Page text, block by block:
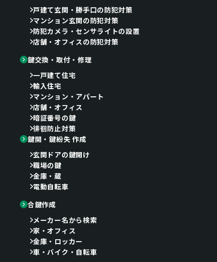
戸建て玄関・勝手口の防犯対策
マンション玄関の防犯対策
防犯カメラ・センサライトの設置
店舗・オフィスの防犯対策
鍵交換・取付・修理
一戸建て住宅
輸入住宅
マンション・アパート
店舗・オフィス
暗証番号の鍵
徘徊防止対策
鍵開・鍵紛失 作成
玄関ドアの鍵開け
職場の鍵
金庫・蔵
電動自転車
合鍵作成
メーカー名から検索
家・オフィス
金庫・ロッカー
車・バイク・自転車